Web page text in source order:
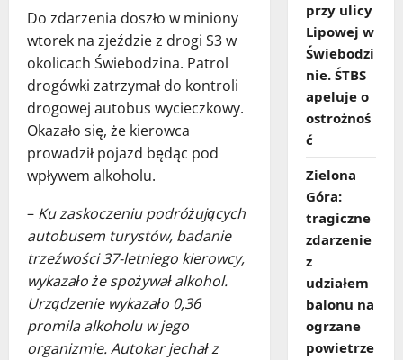
Do zdarzenia doszło w miniony
wtorek na zjeździe z drogi S3 w
okolicach Świebodzina. Patrol
drogówki zatrzymał do kontroli
drogowej autobus wycieczkowy.
Okazało się, że kierowca
prowadził pojazd będąc pod
wpływem alkoholu.
– Ku zaskoczeniu podróżujących
autobusem turystów, badanie
trzeźwości 37-letniego kierowcy,
wykazało że spożywał alkohol.
Urządzenie wykazało 0,36
promila alkoholu w jego
organizmie. Autokar jechał z
przy ulicy
Lipowej w
Świebodzi
nie. ŚTBS
apeluje o
ostrożnoś
ć
Zielona
Góra:
tragiczne
zdarzenie
z
udziałem
balonu na
ogrzane
powietrze